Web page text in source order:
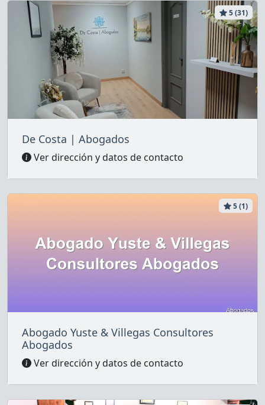
5 (31)
De Costa | Abogados
Ver dirección y datos de contacto
5 (1)
Abogado Yuste & Villegas Consultores
Abogados
Ver dirección y datos de contacto